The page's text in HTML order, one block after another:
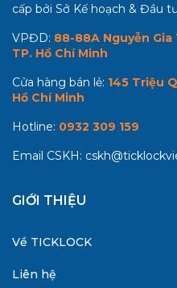
cấp bởi Sở Kế hoạch & Đầu
VPĐD: 88-88A Nguyễn
TP. Hồ Chí Minh
Cửa hàng bán lẻ: 145 Triệu
Hồ Chí Minh
Hotline: 0932 309 159
Email CSKH:
GIỚI THIỆU
Về TICKLOCK
Liên hệ